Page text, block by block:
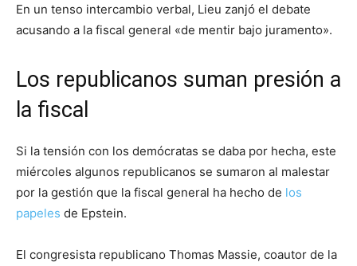
En un tenso intercambio verbal, Lieu zanjó el debate
acusando a la fiscal general «de mentir bajo juramento».
Los republicanos suman presión a
la fiscal
Si la tensión con los demócratas se daba por hecha, este
miércoles algunos republicanos se sumaron al malestar
por la gestión que la fiscal general ha hecho de los
papeles de Epstein.
El congresista republicano Thomas Massie, coautor de la